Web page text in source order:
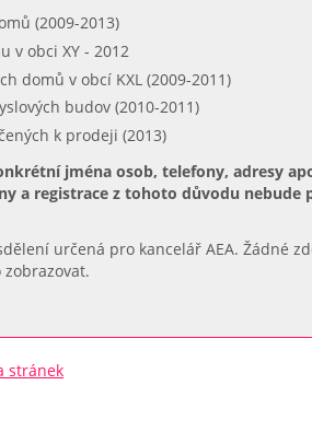
(2009-2013)
v obci XY - 2012
domů v obcí KXL (2009-2011)
budov (2010-2011)
k prodeji (2013)
jména osob, telefony, adresy
a registrace z tohoto důvodu
určená pro kancelář AEA. Žádné
stránek